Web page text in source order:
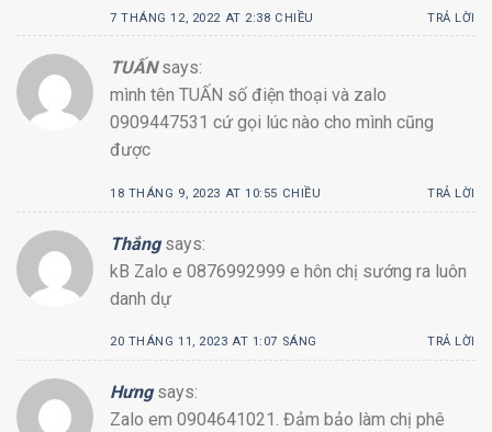
7 THÁNG 12, 2022 AT 2:38 CHIỀU TRẢ LỜI
TUẤN says:
mình tên TUẤN số điện thoại và zalo
0909447531 cứ gọi lúc nào cho mình cũng
được
18 THÁNG 9, 2023 AT 10:55 CHIỀU TRẢ LỜI
Thắng says:
kB Zalo e 0876992999 e hôn chị sướng ra luôn
danh dự
20 THÁNG 11, 2023 AT 1:07 SÁNG TRẢ LỜI
Hưng says:
Zalo em 0904641021. Đảm bảo làm chị phê